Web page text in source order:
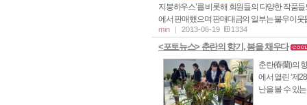
지붕하우스’를 비롯해 회원들의 다양한 작품
에서 판매했으며 판매대금의 일부는 불우이웃
min 2013-06-19 1334
<포토뉴스> 춘란의 향기, 봄을 채우다
춘란(春蘭)의
에서 열린 ‘제
난을 볼 수 있